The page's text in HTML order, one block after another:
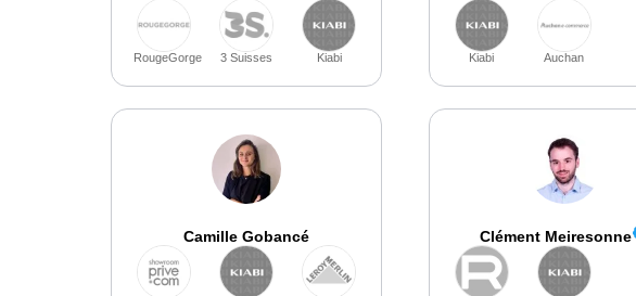
RougeGorge 3 Suisses Kiabi Kiabi Auchan
Camille Gobancé Clément Meiresonne